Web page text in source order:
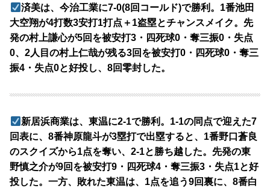
済美は、今治工業に7-0(8回コールド)で勝利。1番池田
大空翔が4打数3安打1打点＋1盗塁とチャンスメイク。先
発の村上謙心が5回を被安打3・四死球0・奪三振0・失点
0、2人目の村上仁哉が残る3回を被安打0・四死球0・奪三
振4・失点0と好投し、8回零封した。
新居浜商業は、東温に2-1で勝利。1-1の同点で迎えた7
回表に、8番神原龍斗が3塁打で出塁すると、1番野口蒼良
のスクイズから1点を奪い、2-1と勝ち越した。先発の東
野慎之介が9回を被安打9・四死球4・奪三振3・失点1と好
投した。一方、敗れた東温は、1点を追う9回裏に、8番白